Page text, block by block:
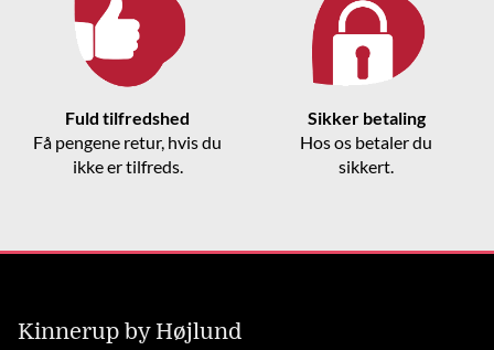
Fuld tilfredshed
Få pengene retur, hvis du
ikke er tilfreds.
Sikker betaling
Hos os betaler du
sikkert.
Kinnerup by Højlund